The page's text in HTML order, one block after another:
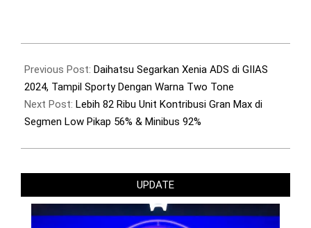
07-
24
Previous Post: Daihatsu Segarkan Xenia ADS di GIIAS
2024, Tampil Sporty Dengan Warna Two Tone
Next Post: Lebih 82 Ribu Unit Kontribusi Gran Max di
Segmen Low Pikap 56% & Minibus 92%
UPDATE